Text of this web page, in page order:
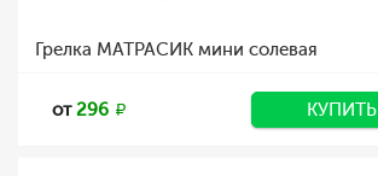
Грелка МАТРАСИК мини солевая
от296 КУПИТЬ